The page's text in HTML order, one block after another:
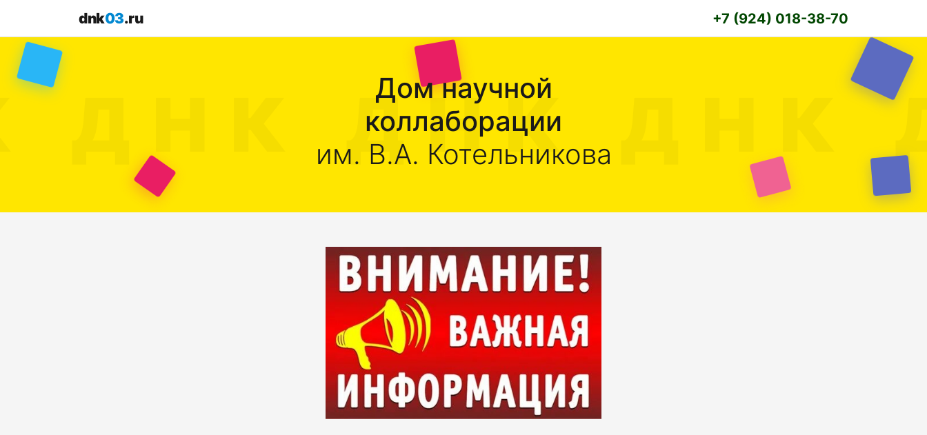
dnk03.ru +7 (924) 018-38-70
Дом научной
коллаборации
им. В.А. Котельникова